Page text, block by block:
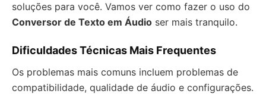
soluções para você. Vamos ver como fazer o uso do
Conversor de Texto em Áudio ser mais tranquilo.
Dificuldades Técnicas Mais Frequentes
Os problemas mais comuns incluem problemas de
compatibilidade, qualidade de áudio e configurações.